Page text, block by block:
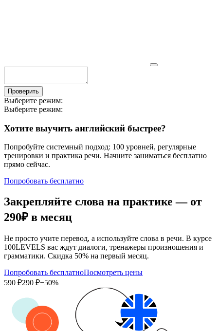
Проверить
Выберите режим:
Выберите режим:
Хотите выучить английский быстрее?
Попробуйте системный подход: 100 уровней, регулярные
тренировки и практика речи. Начните заниматься бесплатно
прямо сейчас.
Попробовать бесплатно
Закрепляйте слова на практике — от
290₽ в месяц
Не просто учите перевод, а используйте слова в речи. В курсе
100LEVELS вас ждут диалоги, тренажеры произношения и
грамматики. Скидка 50% на первый месяц.
Попробовать бесплатноПосмотреть цены
590 ₽290 ₽−50%